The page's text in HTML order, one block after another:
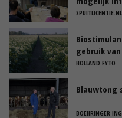
SPUITLICENTIE.NL
gebruik
HOLLAND FYTO
Blauwtong
BOEHRINGER